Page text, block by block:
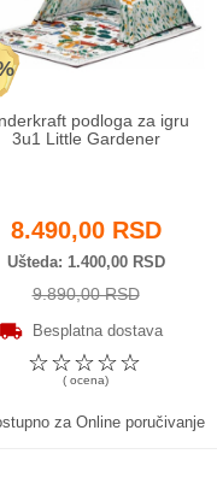
podloga za igru
3u1 Little Gardener
8.490,00 RSD
Ušteda 1.400,00 RSD
9.890,00 RSD
Besplatna dostava
☆
☆
☆
☆
☆
( ocena)
za Online poručivanje